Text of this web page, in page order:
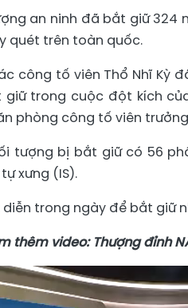
an ninh đã bắt giữ 324
quét trên toàn quốc.
công tố viên Thổ Nhĩ Kỳ
trong cuộc đột kích
phòng công tố viên
tượng bị bắt giữ có 56
xưng (IS).
trong ngày để bắt giữ
thêm video: Thượng đỉnh